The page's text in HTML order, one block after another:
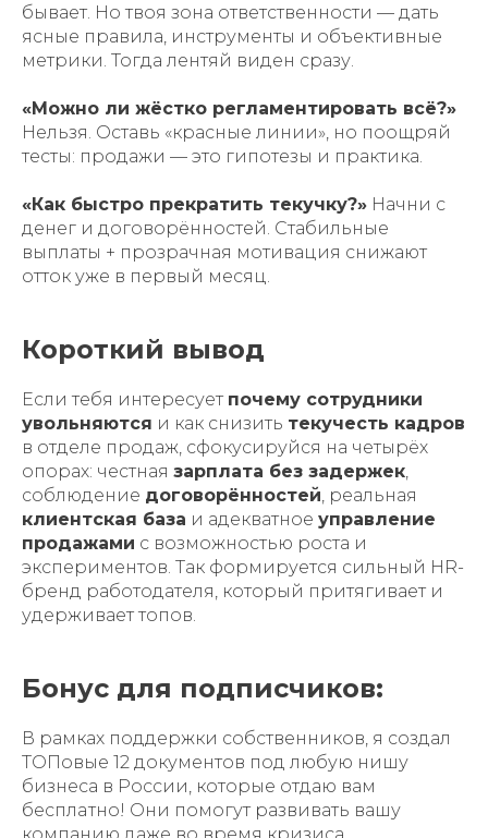
бывает. Но твоя зона ответственности — дать
ясные правила, инструменты и объективные
метрики. Тогда лентяй виден сразу.
«Можно ли жёстко регламентировать всё?»
Нельзя. Оставь «красные линии», но поощряй
тесты: продажи — это гипотезы и практика.
«Как быстро прекратить текучку?» Начни с
денег и договорённостей. Стабильные
выплаты + прозрачная мотивация снижают
отток уже в первый месяц.
Короткий вывод
Если тебя интересует почему сотрудники
увольняются и как снизить текучесть кадров
в отделе продаж, сфокусируйся на четырёх
опорах: честная зарплата без задержек
соблюдение договорённостей , реальная
клиентская база и адекватное управление
продажами с возможностью роста и
экспериментов. Так формируется сильный HR-
бренд работодателя, который притягивает и
удерживает топов.
Бонус для подписчиков:
В рамках поддержки собственников, я создал
ТОПовые 12 документов под любую нишу
бизнеса в России, которые отдаю вам
бeсплaтно! Они помогут развивать вашу
компанию даже во время кризиса.